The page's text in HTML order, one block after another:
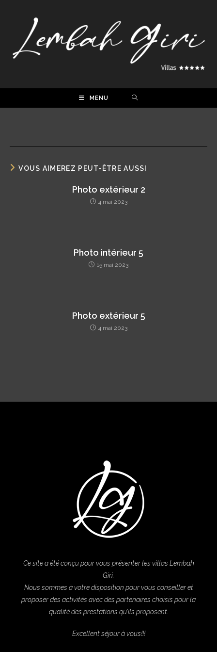
MENU
VOUS AIMEREZ PEUT-ÊTRE AUSSI
Photo extérieur 2
4 mai 2023
Photo intérieur 5
15 mai 2023
Photo extérieur 5
4 mai 2023
Ce site a été conçu pour vous présenter les villas Lembah
Giri.
Nous sommes à votre disposition pour vous conseilleret
proposer des activités avec des partenaires choisis pour la
qualité des prestations qu’ils proposent.
Excellent séjour à vous!!!